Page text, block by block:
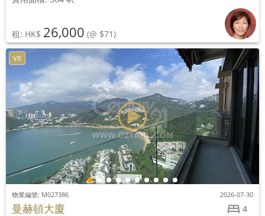
租: HK$ 26,000 (@ $71)
VR
4
物業編號: M027386 2026-07-30
曼赫頓大廈